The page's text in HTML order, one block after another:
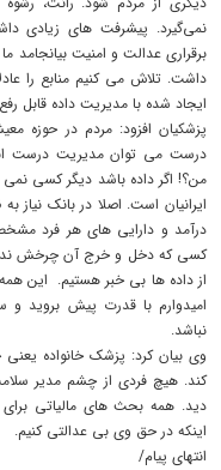
نمی‌گیرد. پیشرفت های زیادی
برقراری عدالت و امنیت بیانجامد
داشت. تلاش می کنیم منابع را
ایجاد شده با مدیریت داده قابل
پزشکیان افزود: مردم در حوزه
درست می توان مدیریت درست
ایرانیان است. اصلا در بانک
درآمد و دارایی های هر فرد
کسی که دخل و خرج آن چرخش
از داده ها بی خبر هستیم. این
امیدوارم با قدرت پیش بروید
نباشد.
وی بیان کرد: پزشک خانواده
کند. هیچ فردی از چشم مدیر
دید. همه بحث های مالیاتی
اینکه در حق وی بی عدالتی کنیم.
انتهای پیام/